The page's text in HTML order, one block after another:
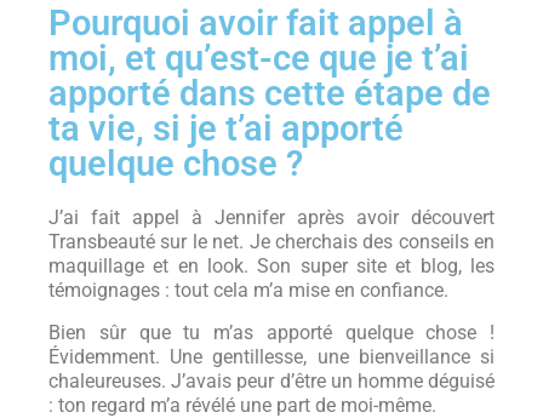
Pourquoi avoir fait appel à
moi, et qu’est-ce que je t’ai
apporté dans cette étape de
ta vie, si je t’ai apporté
quelque chose ?
J’ai fait appel à Jennifer après avoir découvert
Transbeauté sur le net. Je cherchais des conseils en
maquillage et en look. Son super site et blog, les
témoignages : tout cela m’a mise en confiance.
Bien sûr que tu m’as apporté quelque chose !
Évidemment. Une gentillesse, une bienveillance si
chaleureuses. J’avais peur d’être un homme déguisé
: ton regard m’a révélé une part de moi-même.